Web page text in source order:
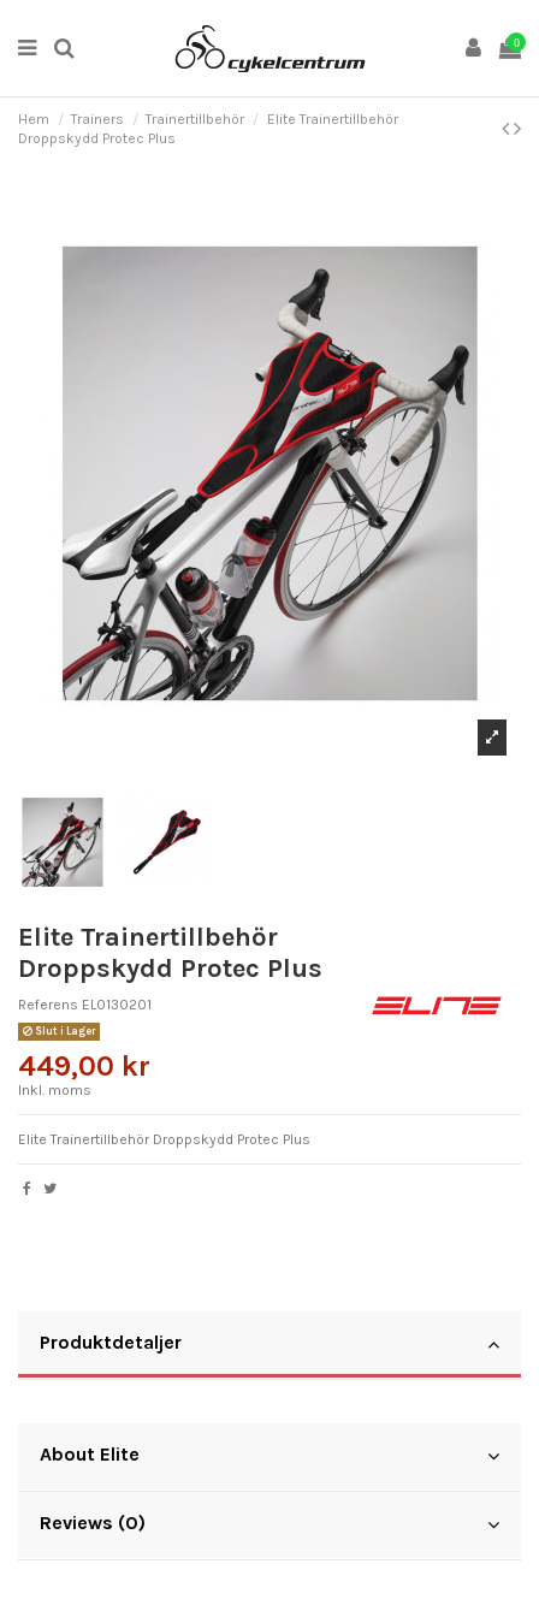
0
Hem Trainers Trainertillbehör
Elite Trainertillbehör
Droppskydd Protec Plus
Elite Trainertillbehör
Droppskydd Protec Plus
Referens EL0130201
Slut i Lager
449,00 kr
Inkl. moms
Elite Trainertillbehör Droppskydd Protec Plus
Produktdetaljer
About Elite
Reviews (0)